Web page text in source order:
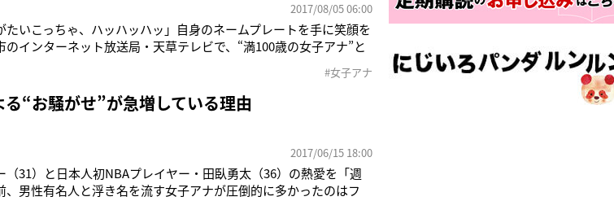
2017/08/05 06:00
たいこっちゃ、ハッハッハッ」自身のネームプレートを手に笑顔を
インターネット放送局・天草テレビで、“満100歳の女子アナ”と
ナ”として活躍していた森シノさん（享年111）が亡くなったのは
#女子アナ
“お騒がせ”が急増している理由
2017/06/15 18:00
31）と日本人初NBAプレイヤー・田臥勇太（36）の熱愛を「週
男性有名人と浮き名を流す女子アナが圧倒的に多かったのはフ